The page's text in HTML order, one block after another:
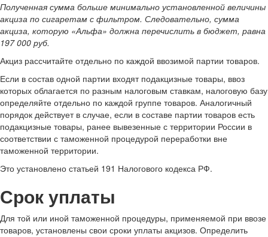
Полученная сумма больше минимально установленной величины
акциза по сигаретам с фильтром. Следовательно, сумма
акциза, которую «Альфа» должна перечислить в бюджет, равна
197 000 руб.
Акциз рассчитайте отдельно по каждой ввозимой партии товаров.
Если в состав одной партии входят подакцизные товары, ввоз
которых облагается по разным налоговым ставкам, налоговую базу
определяйте отдельно по каждой группе товаров. Аналогичный
порядок действует в случае, если в составе партии товаров есть
подакцизные товары, ранее вывезенные с территории России в
соответствии с таможенной процедурой переработки вне
таможенной территории.
Это установлено статьей 191 Налогового кодекса РФ.
Срок уплаты
Для той или иной таможенной процедуры, применяемой при ввозе
товаров, установлены свои сроки уплаты акцизов. Определить